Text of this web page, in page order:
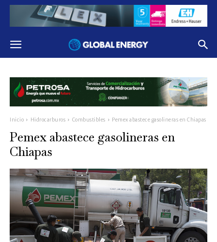
Inicio Hidrocarburos Combustibles Pemex abastece gasolineras en Chiapas
Pemex abastece gasolineras en
Chiapas